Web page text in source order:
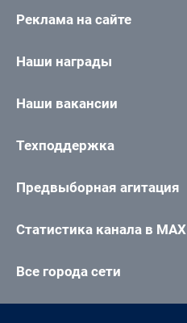
Реклама на сайте
Наши награды
Наши вакансии
Техподдержка
Предвыборная агитация
Статистика канала в MAX
Все города сети